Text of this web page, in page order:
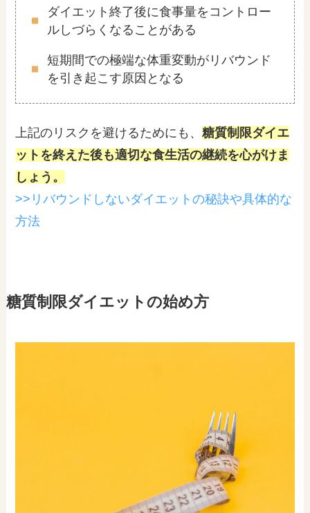
ダイエット終了後に食事量をコントロー
ルしづらくなることがある
短期間での極端な体重変動がリバウンド
を引き起こす原因となる
上記のリスクを避けるためにも、糖質制限ダイエ
ットを終えた後も適切な食生活の継続を心がけま
しょう。
>>リバウンドしないダイエットの秘訣や具体的な
方法
糖質制限ダイエットの始め方